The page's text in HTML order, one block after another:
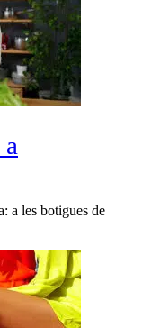
a les botigues de